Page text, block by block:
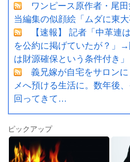
ワンピース原作者・尾
当編集の似顔絵「ムダに東大
【速報】 記者「中革連
を公約に掲げていたが？」
は財源確保という条件付き」
義兄嫁が自宅をサロン
メへ預ける生活に。数年後
回ってきて…
ピックアップ